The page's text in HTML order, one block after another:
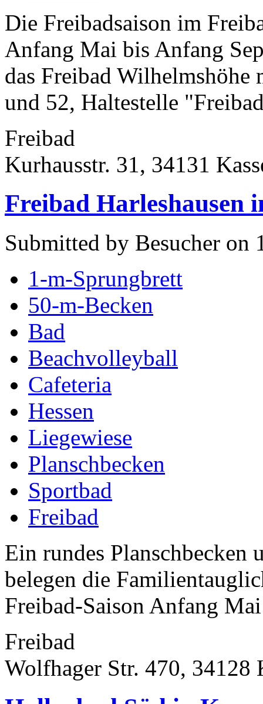
Die Freibadsaison im
Anfang Mai bis Anfang
das Freibad
und 52, Haltestelle
Freibad
Kurhausstr. 31, 34131
Freibad Harleshausen
Submitted by Besucher on
1-m-Sprungbrett
50-m-Becken
Bad
Beachvolleyball
Cafeteria
Hessen
Liegewiese
Planschbecken
Sportbad
Freibad
Ein rundes Planschbecken
belegen die
Freibad-Saison Anfang
Freibad
Wolfhager Str. 470, 34128